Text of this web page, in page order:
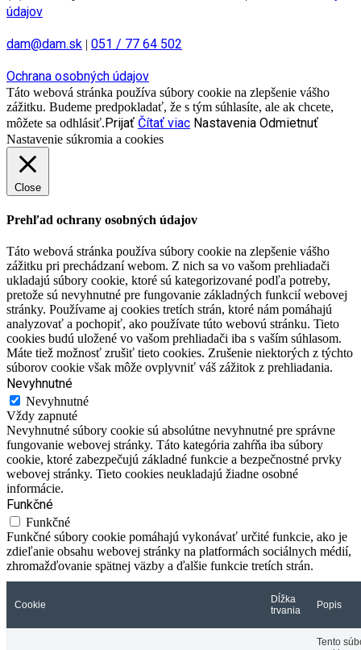
údajov
dam@dam.sk | 051 / 77 64 502
Ochrana osobných údajov
Táto webová stránka používa súbory cookie na zlepšenie vášho
zážitku. Budeme predpokladať, že s tým súhlasíte, ale ak chcete,
môžete sa odhlásiť.Prijať Čítať viac Nastavenia Odmietnuť
Nastavenie súkromia a cookies
Close
Prehľad ochrany osobných údajov
Táto webová stránka používa súbory cookie na zlepšenie vášho
zážitku pri prechádzaní webom. Z nich sa vo vašom prehliadači
ukladajú súbory cookie, ktoré sú kategorizované podľa potreby,
pretože sú nevyhnutné pre fungovanie základných funkcií webovej
stránky. Používame aj cookies tretích strán, ktoré nám pomáhajú
analyzovať a pochopiť, ako používate túto webovú stránku. Tieto
cookies budú uložené vo vašom prehliadači iba s vaším súhlasom.
Máte tiež možnosť zrušiť tieto cookies. Zrušenie niektorých z týchto
súborov cookie však môže ovplyvniť váš zážitok z prehliadania.
Nevyhnutné
Nevyhnutné
Vždy zapnuté
Nevyhnutné súbory cookie sú absolútne nevyhnutné pre správne
fungovanie webovej stránky. Táto kategória zahŕňa iba súbory
cookie, ktoré zabezpečujú základné funkcie a bezpečnostné prvky
webovej stránky. Tieto cookies neukladajú žiadne osobné
informácie.
Funkčné
Funkčné
Funkčné súbory cookie pomáhajú vykonávať určité funkcie, ako je
zdieľanie obsahu webovej stránky na platformách sociálnych médií,
zhromažďovanie spätnej väzby a ďalšie funkcie tretích strán.
Cookie
Dĺžka
trvania
Popis
Tento